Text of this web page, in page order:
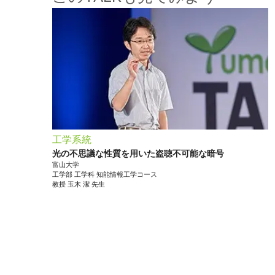
工学系統
光の不思議な性質を用いた盗聴不可能な暗号
富山大学
工学部 工学科 知能情報工学コース
教授 玉木 潔 先生